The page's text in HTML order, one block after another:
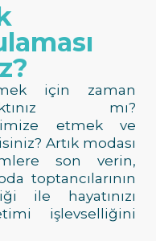
için zaman
mı?
etmek ve
Artık modası
son verin,
toptancılarının
ile hayatınızı
işlevselliğini